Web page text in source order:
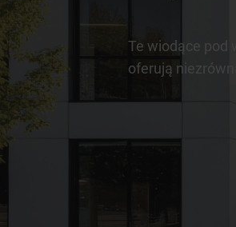
Te wiodące pod
oferują